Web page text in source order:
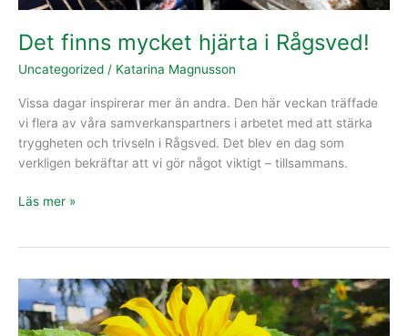
Det finns mycket hjärta i Rågsved!
Uncategorized / Katarina Magnusson
Vissa dagar inspirerar mer än andra. Den här veckan träffade
vi flera av våra samverkanspartners i arbetet med att stärka
tryggheten och trivseln i Rågsved. Det blev en dag som
verkligen bekräftar att vi gör något viktigt – tillsammans.
Läs mer »
Tillsammans
för
ett